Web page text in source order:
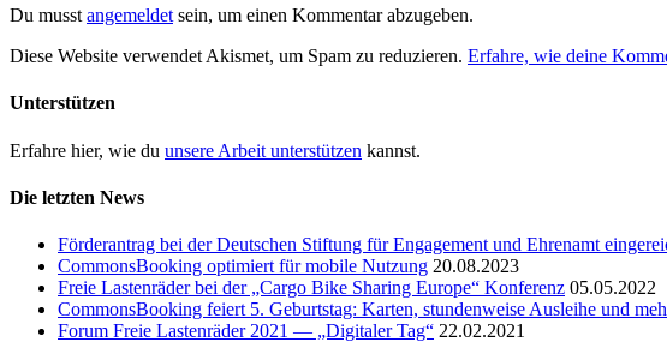
Du musst angemeldet sein, um einen Kommentar abzugeben.
Diese Website verwendet Akismet, um Spam zu reduzieren. Erfahre, wie deine
Unterstützen
Erfahre hier, wie du unsere Arbeit unterstützen kannst.
Die letzten News
Förderantrag bei der Deutschen Stiftung für Engagement und Ehrenamt
CommonsBooking optimiert für mobile Nutzung 20.08.2023
Freie Lastenräder bei der „Cargo Bike Sharing Europe“ Konferenz 05.05.2022
CommonsBooking feiert 5. Geburtstag: Karten, stundenweise Ausleihe und
Forum Freie Lastenräder 2021 — „Digitaler Tag“ 22.02.2021